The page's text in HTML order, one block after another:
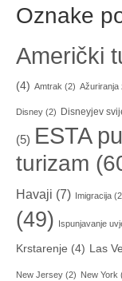
Oznake
Američki
(4) Amtrak (2) Ažuriranja
Disney (2) Disneyjev
(5) ESTA
turizam
Havaji (7) Imigracija
(49)
Ispunjavanje
Krstarenje (4) Las
New Jersey (2) New York